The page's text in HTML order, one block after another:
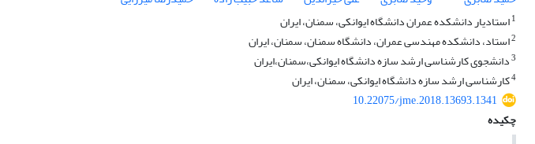
1استادیار دانشکده عمران دانشگاه ایوانکی، سمنان، ایران
2استاد، دانشکده مهندسی عمران، دانشگاه سمنان، سمنان، ایران
3دانشجوی کارشناسی ارشد سازه دانشگاه ایوانکی،سمنان،ایران
4کارشناسی ارشد سازه دانشگاه ایوانکی، سمنان، ایران
10.22075/jme.2018.13693.1341
چکیده